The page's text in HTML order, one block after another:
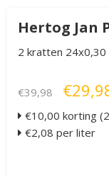
Hertog Jan
2 kratten 24x0,30
€39,98
€10,00 korting
€2,08 per liter